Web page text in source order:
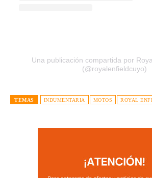
Una publicación compartida por
(@royalenfieldcuyo)
TEMAS INDUMENTARIA MOTOS ROYAL